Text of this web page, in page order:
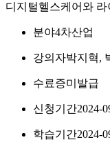
디지털헬스케어와 라
분야4차산업
강의자박지혁,
수료증미발급
신청기간2024-
학습기간2024-